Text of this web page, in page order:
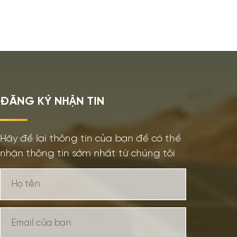
ĐĂNG KÝ NHẬN TIN
Hãy để lại thông tin của bạn để có thể
nhận thông tin sớm nhất từ chúng tôi